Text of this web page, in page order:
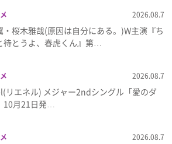
2026.08.7
・桜木雅哉(原因は自分にある。)W主演『ち
待とうよ、春虎くん』第…
2026.08.7
リエネル) メジャー2ndシングル「愛のダ
10月21日発…
2026.08.7